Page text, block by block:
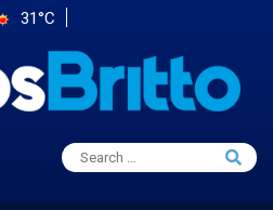
31°C
Search
for:
Search